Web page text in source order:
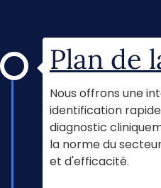
Plan de
Nous offrons une
identification
diagnostic
la norme du
et d'efficacité.